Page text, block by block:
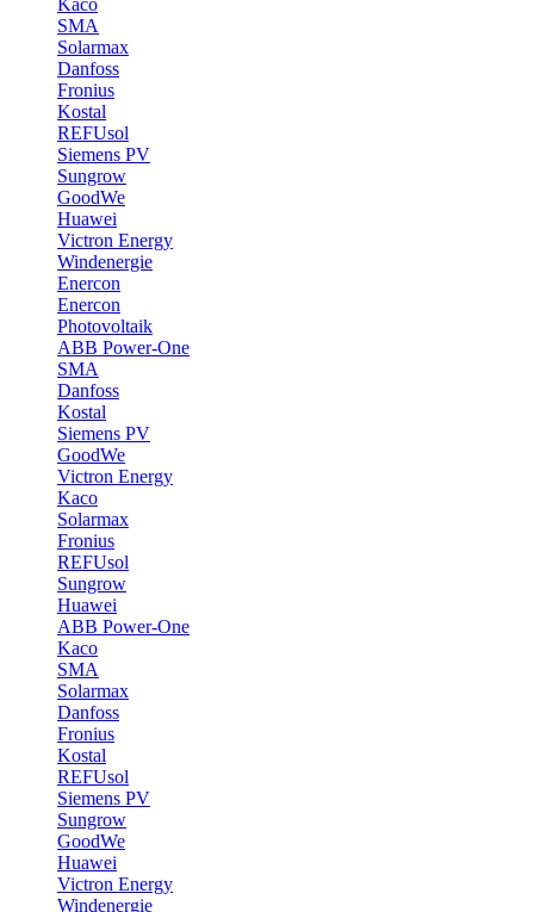
Kaco
SMA
Solarmax
Danfoss
Fronius
Kostal
REFUsol
Siemens PV
Sungrow
GoodWe
Huawei
Victron Energy
Windenergie
Enercon
Enercon
Photovoltaik
ABB Power-One
SMA
Danfoss
Kostal
Siemens PV
GoodWe
Victron Energy
Kaco
Solarmax
Fronius
REFUsol
Sungrow
Huawei
ABB Power-One
Kaco
SMA
Solarmax
Danfoss
Fronius
Kostal
REFUsol
Siemens PV
Sungrow
GoodWe
Huawei
Victron Energy
Windenergie